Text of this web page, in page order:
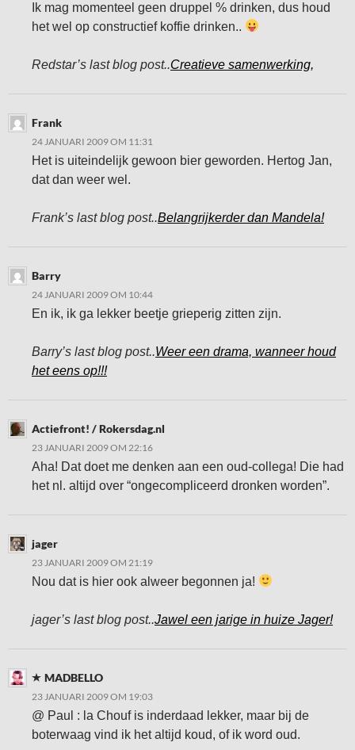
Ik mag momenteel geen druppel % drinken, dus houd
het wel op constructief koffie drinken..
Redstar’s last blog post..Creatieve samenwerking,
Frank
24 JANUARI 2009 OM 11:31
Het is uiteindelijk gewoon bier geworden. Hertog Jan,
dat dan weer wel.
Frank’s last blog post..Belangrijkerder dan Mandela!
Barry
24 JANUARI 2009 OM 10:44
En ik, ik ga lekker beetje grieperig zitten zijn.
Barry’s last blog post..Weer een drama, wanneer houd
het eens op!!!
Actiefront! / Rokersdag.nl
23 JANUARI 2009 OM 22:16
Aha! Dat doet me denken aan een oud-collega! Die had
het nl. altijd over “ongecompliceerd dronken worden”.
jager
23 JANUARI 2009 OM 21:19
Nou dat is hier ook alweer begonnen ja!
jager’s last blog post..Jawel een jarige in huize Jager!
MADBELLO
23 JANUARI 2009 OM 19:03
@ Paul : la Chouf is inderdaad lekker, maar bij de
boterwaag vind ik het altijd koud, of ik word oud.